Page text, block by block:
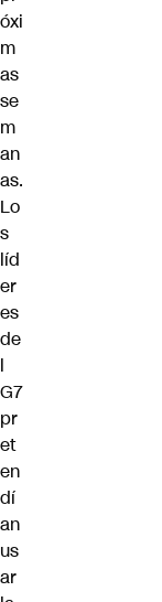
óxi
m
as
se
m
an
as.
Lo
s
líd
er
es
de
l
G7
pr
et
en
dí
an
us
ar